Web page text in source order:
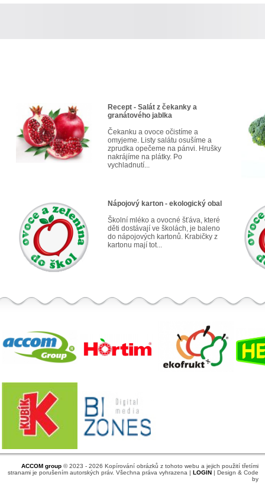
Recept - Salát z čekanky a
granátového jablka
Čekanku a ovoce očistíme a
omyjeme. Listy salátu osušíme a
zprudka opečeme na pánvi. Hrušky
nakrájíme na plátky. Po
vychladnutí...
Nápojový karton - ekologický obal
Školní mléko a ovocné šťáva, které
děti dostávají ve školách, je baleno
do nápojových kartonů. Krabičky z
kartonu mají tot...
ACCOM group© 2023 - 2026 Kopírování obrázků z tohoto webu a jejich použití třetími
stranami je porušením autorských práv. Všechna práva vyhrazena | LOGIN| Design & Code
by